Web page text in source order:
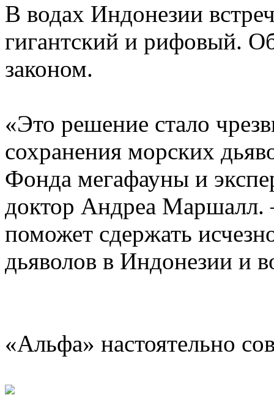
В водах Индонезии
гигантский и рифовый.
законом.
«Это решение стало
сохранения морских
Фонда мегафауны и
доктор Андреа Маршалл.
поможет сдержать
дьяволов в Индонезии и
«Альфа» настоятельно